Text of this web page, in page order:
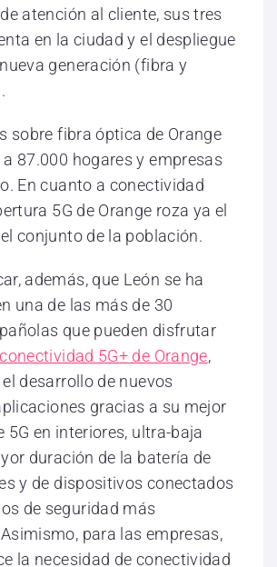
atención al cliente, sus tres
en la ciudad y el despliegue
generación (fibra y
sobre fibra óptica de Orange
87.000 hogares y empresas
En cuanto a conectividad
5G de Orange roza ya el
conjunto de la población.
además, que León se ha
una de las más de 30
que pueden disfrutar
conectividad 5G+ de Orange,
desarrollo de nuevos
gracias a su mejor
5G en interiores, ultra-baja
duración de la batería de
y de dispositivos conectados
de seguridad más
para las empresas,
la necesidad de conectividad